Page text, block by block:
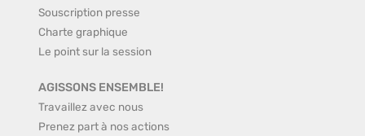
Souscription presse
Charte graphique
Le point sur la session
AGISSONS ENSEMBLE!
Travaillez avec nous
Prenez part à nos actions